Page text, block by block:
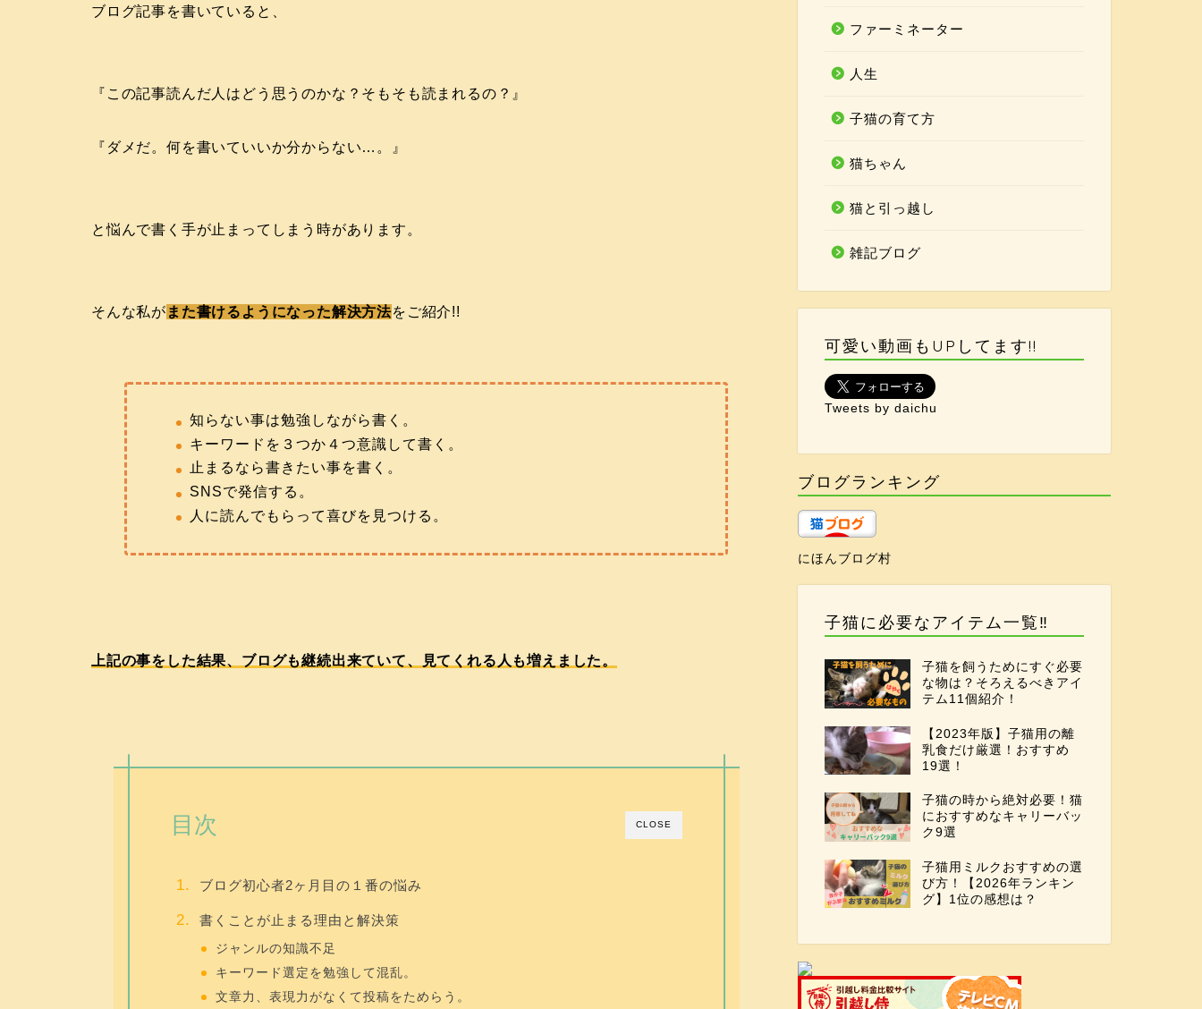
ブログ記事を書いていると、
『この記事読んだ人はどう思うのかな？そもそも読まれるの？』
『ダメだ。何を書いていいか分からない…。』
と悩んで書く手が止まってしまう時があります。
そんな私が また書けるようになった解決方法をご紹介!!
知らない事は勉強しながら書く。
キーワードを３つか４つ意識して書く。
止まるなら書きたい事を書く。
SNSで発信する。
人に読んでもらって喜びを見つける。
上記の事をした結果、ブログも継続出来ていて、見てくれる人も増えました。
CLOSE
目次
ブログ初心者2ヶ月目の１番の悩み
書くことが止まる理由と解決策
ジャンルの知識不足
キーワード選定を勉強して混乱。
文章力、表現力がなくて投稿をためらう。
ファーミネーター
人生
子猫の育て方
猫ちゃん
猫と引っ越し
雑記ブログ
可愛い動画もUPしてます!!
Tweets by daichu
ブログランキング
にほんブログ村
子猫に必要なアイテム一覧‼
子猫を飼うためにすぐ必要
な物は？そろえるべきアイ
テム11個紹介！
【2023年版】子猫用の離
乳食だけ厳選！おすすめ
19選！
子猫の時から絶対必要！猫
におすすめなキャリーバッ
ク9選
子猫用ミルクおすすめの選
び方！【2026年ランキン
グ】1位の感想は？